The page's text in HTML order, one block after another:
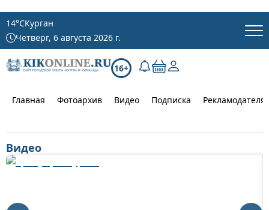
14°CКурган
Четверг, 6 августа 2026 г.
16+
Главная Фотоархив Видео Подписка
Видео